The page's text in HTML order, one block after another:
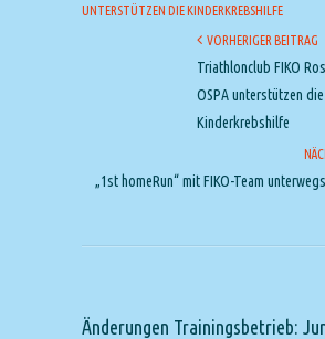
VORHERIGER BEITRAG
Triathlonclub FIKO
OSPA unterstützen die
Kinderkrebshilfe
„1st homeRun“ mit FIKO-Team
Änderungen Trainingsbetrieb: